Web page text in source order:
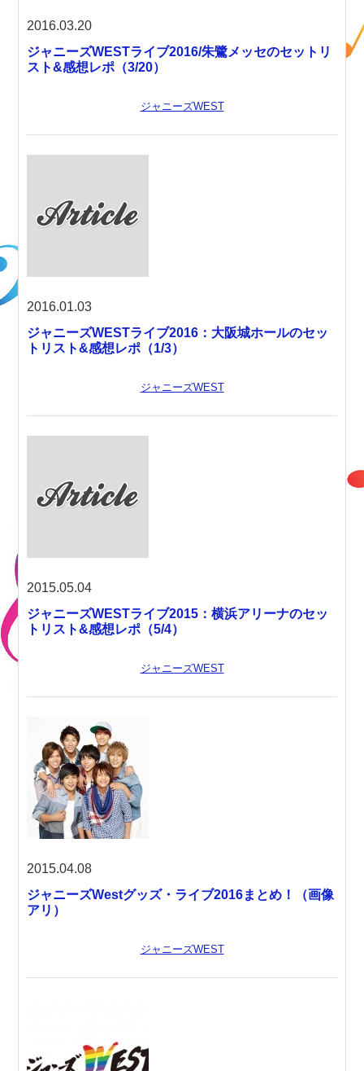
2016.03.20
ジャニーズWESTライブ2016/朱鷺メッセのセットリ
スト&感想レポ（3/20）
ジャニーズWEST
2016.01.03
ジャニーズWESTライブ2016：大阪城ホールのセッ
トリスト&感想レポ（1/3）
ジャニーズWEST
2015.05.04
ジャニーズWESTライブ2015：横浜アリーナのセッ
トリスト&感想レポ（5/4）
ジャニーズWEST
2015.04.08
ジャニーズWestグッズ・ライブ2016まとめ！（画像
アリ）
ジャニーズWEST